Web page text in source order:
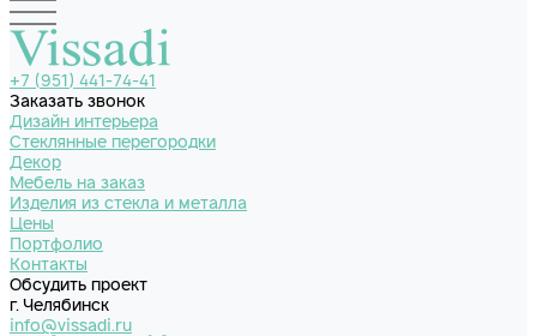
+7 (951) 441-74-41
Заказать звонок
Дизайн интерьера
Стеклянные перегородки
Декор
Мебель на заказ
Изделия из стекла и металла
Цены
Портфолио
Контакты
Обсудить проект
г. Челябинск
info@vissadi.ru